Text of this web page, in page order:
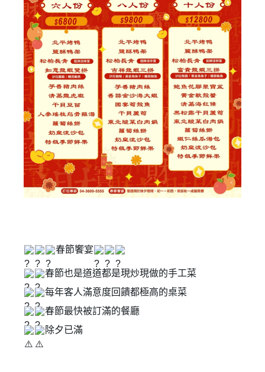
春節饗宴
春節也是道道都是現炒現做的手工菜
每年客人滿意度回饋都極高的桌菜
春節最快被訂滿的餐廳
除夕已滿